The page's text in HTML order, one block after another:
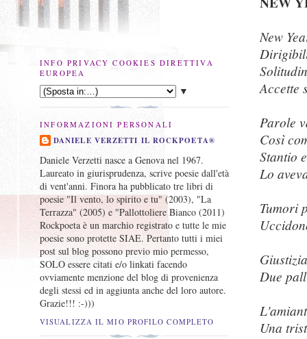
New
Accette
Parole
Così
Stantio
Lo
Tumori
Due
Una
INFO PRIVACY COOKIES DIRETTIVA
EUROPEA
▼
INFORMAZIONI PERSONALI
DANIELE VERZETTI IL ROCKPOETA®
Daniele Verzetti nasce a Genova nel 1967.
Laureato in giurisprudenza, scrive poesie dall'età
di vent'anni. Finora ha pubblicato tre libri di
poesie "Il vento, lo spirito e tu" (2003), "La
Terrazza" (2005) e "Pallottoliere Bianco (2011)
Rockpoeta è un marchio registrato e tutte le mie
poesie sono protette SIAE. Pertanto tutti i miei
post sul blog possono previo mio permesso,
SOLO essere citati e/o linkati facendo
ovviamente menzione del blog di provenienza
degli stessi ed in aggiunta anche del loro autore.
Grazie!!! :-)))
VISUALIZZA IL MIO PROFILO COMPLETO